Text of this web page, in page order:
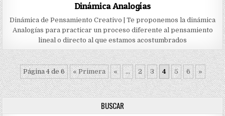
Dinámica Analogías
Dinámica de Pensamiento Creativo | Te proponemos la dinámica
Analogías para practicar un proceso diferente al pensamiento
lineal o directo al que estamos acostumbrados
Página 4 de 6 « Primera « ... 2 3 4 5 6 »
BUSCAR